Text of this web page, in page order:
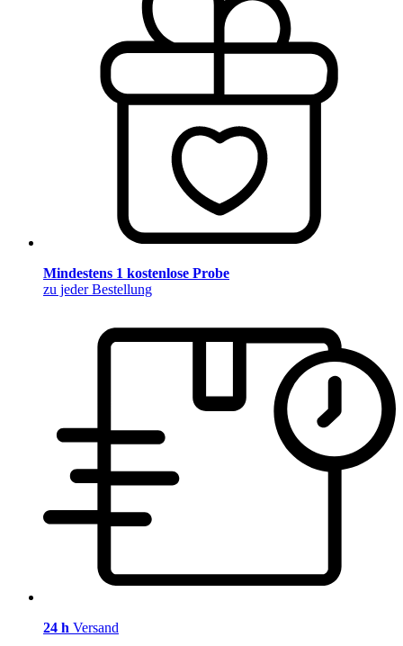
Mindestens 1 kostenlose Probe
zu jeder Bestellung
24 h Versand